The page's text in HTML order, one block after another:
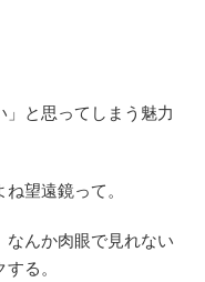
と思ってしまう魅力
望遠鏡って。
なんか肉眼で見れない
る。